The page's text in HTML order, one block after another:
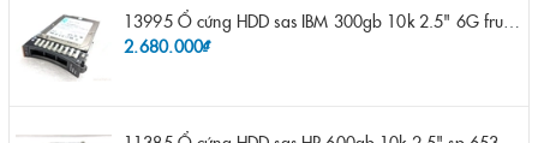
2.680.000₫